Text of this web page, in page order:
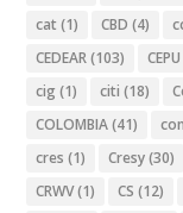
cat (1) CBD (4)
CEDEAR(103) CEPU
cig (1) citi (18)
COLOMBIA(41)
cres (1) Cresy(30)
CRWV(1) CS (12)